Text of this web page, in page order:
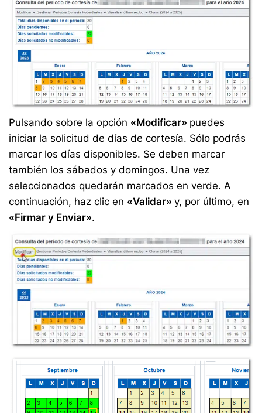
Pulsando sobre la opción «Modificar» puedes
iniciar la solicitud de días de cortesía. Sólo podrás
marcar los días disponibles. Se deben marcar
también los sábados y domingos. Una vez
seleccionados quedarán marcados en verde. A
continuación, haz clic en «Validar» y, por último, en
«Firmar y Enviar».